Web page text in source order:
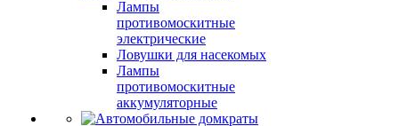
Лампы
противомоскитные
электрические
Ловушки для насекомых
Лампы
противомоскитные
аккумуляторные